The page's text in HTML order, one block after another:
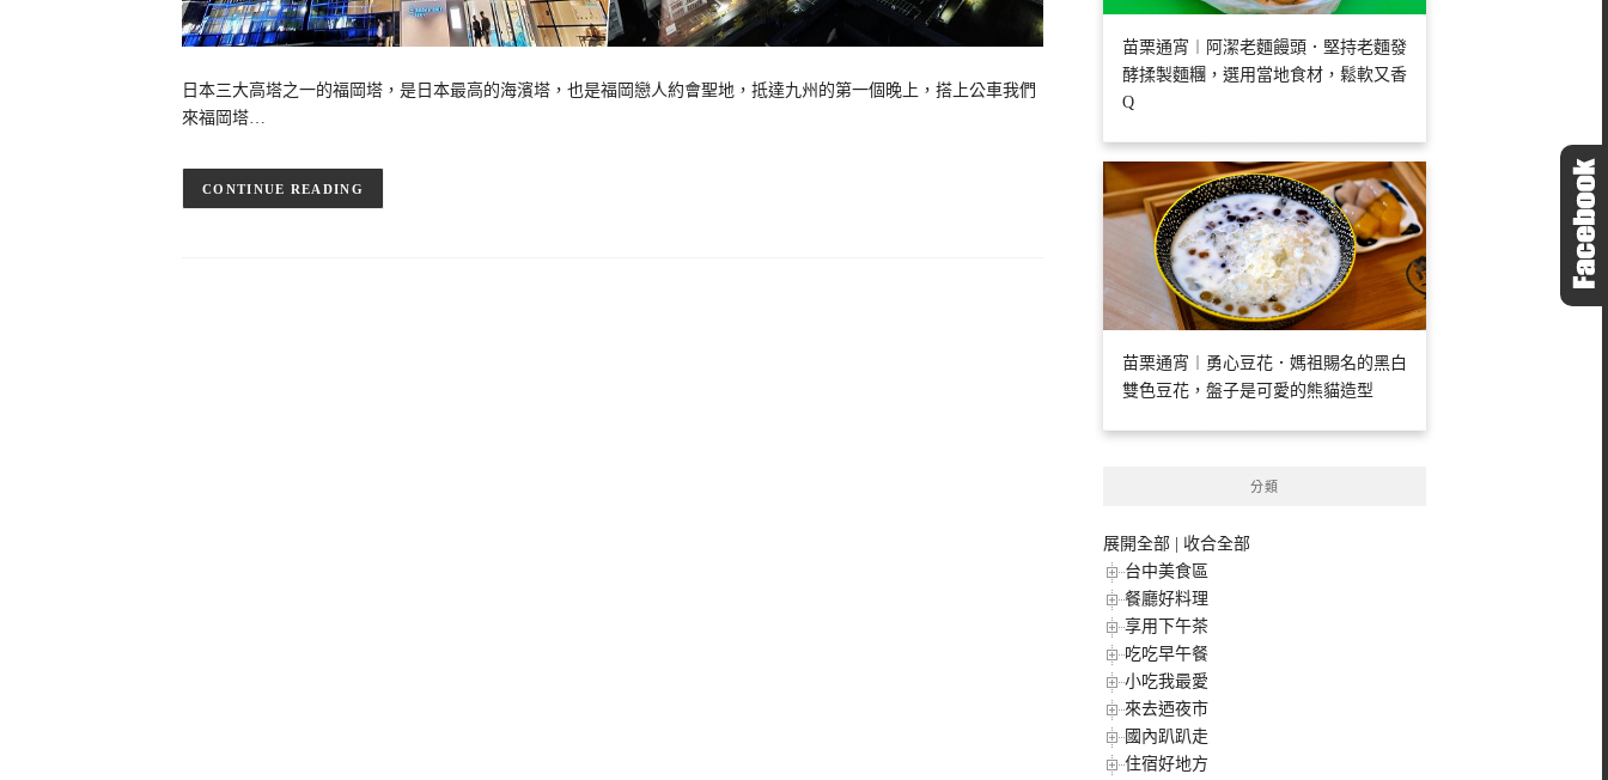
日本三大高塔之一的福岡塔，是日本最高的海濱塔，也是福岡戀人約會聖地，抵達九州的第一個晚上，搭上公車我們
來福岡塔…
CONTINUE READING
苗栗通宵︱阿潔老麵饅頭．堅持老麵發
酵揉製麵糰，選用當地食材，鬆軟又香
Q
苗栗通宵︱勇心豆花．媽祖賜名的黑白
雙色豆花，盤子是可愛的熊貓造型
分類
展開全部
收合全部
台中美食區
餐廳好料理
享用下午茶
吃吃早午餐
小吃我最愛
來去迺夜市
國內趴趴走
住宿好地方